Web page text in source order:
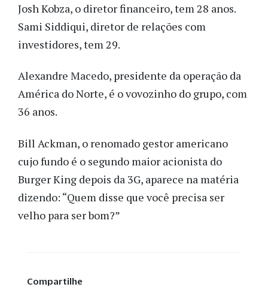
Josh Kobza, o diretor financeiro, tem 28 anos.
Sami Siddiqui, diretor de relações com
investidores, tem 29.
Alexandre Macedo, presidente da operação da
América do Norte, é o vovozinho do grupo, com
36 anos.
Bill Ackman, o renomado gestor americano
cujo fundo é o segundo maior acionista do
Burger King depois da 3G, aparece na matéria
dizendo: “Quem disse que você precisa ser
velho para ser bom?”
Compartilhe